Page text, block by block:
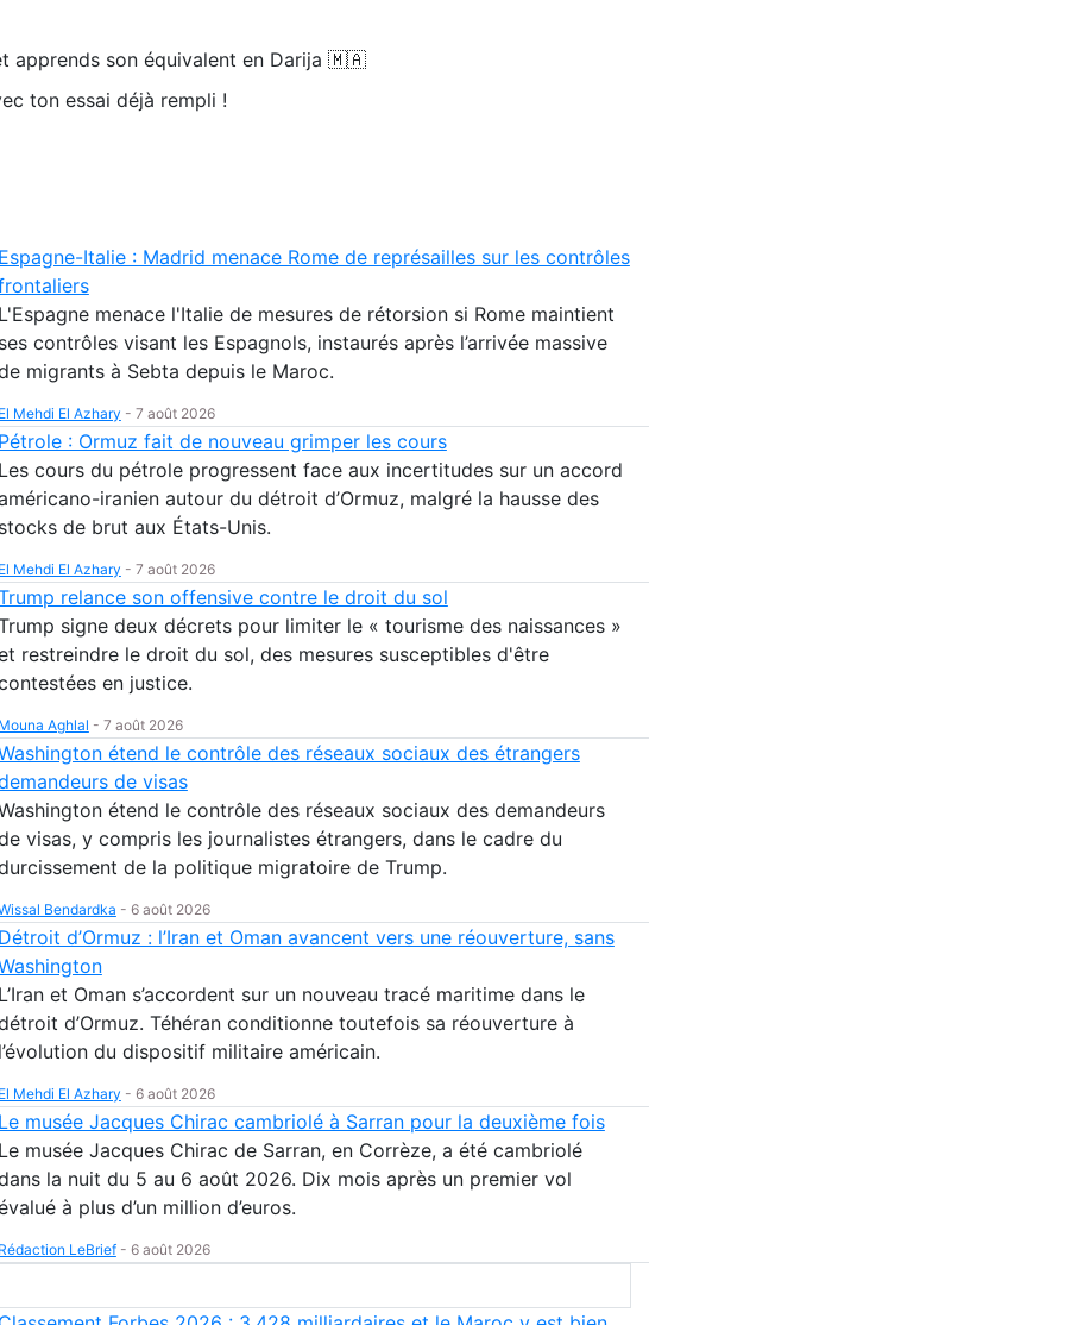
apprends son équivalent en Darija 🇲🇦
ton essai déjà rempli !
Espagne-Italie : Madrid menace Rome de représailles sur les contrôles
L'Espagne menace l'Italie de mesures de rétorsion si Rome maintient
ses contrôles visant les Espagnols, instaurés après l’arrivée massive
migrants à Sebta depuis le Maroc.
El Mehdi El Azhary - 7 août 2026
Pétrole : Ormuz fait de nouveau grimper les cours
Les cours du pétrole progressent face aux incertitudes sur un accord
iranien autour du détroit d’Ormuz, malgré la hausse des
stocks de brut aux États-Unis.
El Mehdi El Azhary - 7 août 2026
relance son offensive contre le droit du sol
signe deux décrets pour limiter le « tourisme des naissances »
restreindre le droit du sol, des mesures susceptibles d'être
en justice.
Mouna Aghlal - 7 août 2026
étend le contrôle des réseaux sociaux des étrangers
de visas
étend le contrôle des réseaux sociaux des demandeurs
visas, y compris les journalistes étrangers, dans le cadre du
de la politique migratoire de Trump.
Bendardka - 6 août 2026
Détroit d’Ormuz : l’Iran et Oman avancent vers une réouverture, sans
L’Iran et Oman s’accordent sur un nouveau tracé maritime dans le
d’Ormuz. Téhéran conditionne toutefois sa réouverture à
l’évolution du dispositif militaire américain.
El Mehdi El Azhary - 6 août 2026
Le musée Jacques Chirac cambriolé à Sarran pour la deuxième fois
Le musée Jacques Chirac de Sarran, en Corrèze, a été cambriolé
la nuit du 5 au 6 août 2026. Dix mois après un premier vol
à plus d’un million d’euros.
Rédaction LeBrief- 6 août 2026